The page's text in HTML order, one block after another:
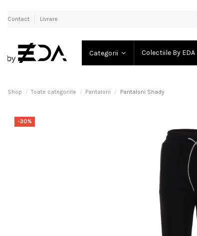
Contact Livrare
Categorii Colectiile By EDA
Shop Toate categoriile Pantaloni Pantaloni Shady
-30%